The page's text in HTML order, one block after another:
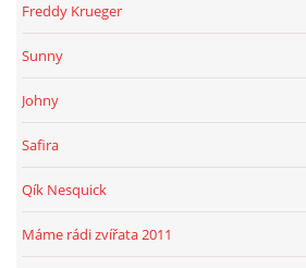
Freddy Krueger
Sunny
Johny
Safira
Qík Nesquick
Máme rádi zvířata 2011